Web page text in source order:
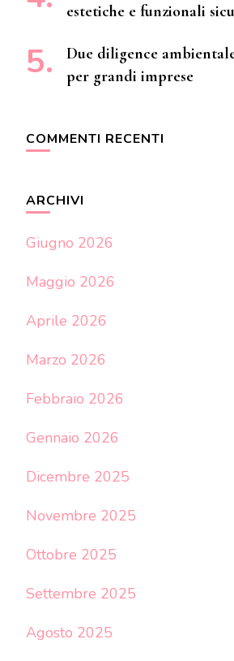
estetiche e funzionali
Due diligence
per grandi imprese
COMMENTI RECENTI
ARCHIVI
Giugno 2026
Maggio 2026
Aprile 2026
Marzo 2026
Febbraio 2026
Gennaio 2026
Dicembre 2025
Novembre 2025
Ottobre 2025
Settembre 2025
Agosto 2025